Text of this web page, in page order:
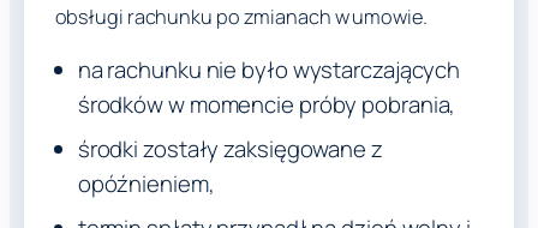
obsługi rachunku po zmianach w umowie.
na rachunku nie było wystarczających
środków w momencie próby pobrania,
środki zostały zaksięgowane z
opóźnieniem,